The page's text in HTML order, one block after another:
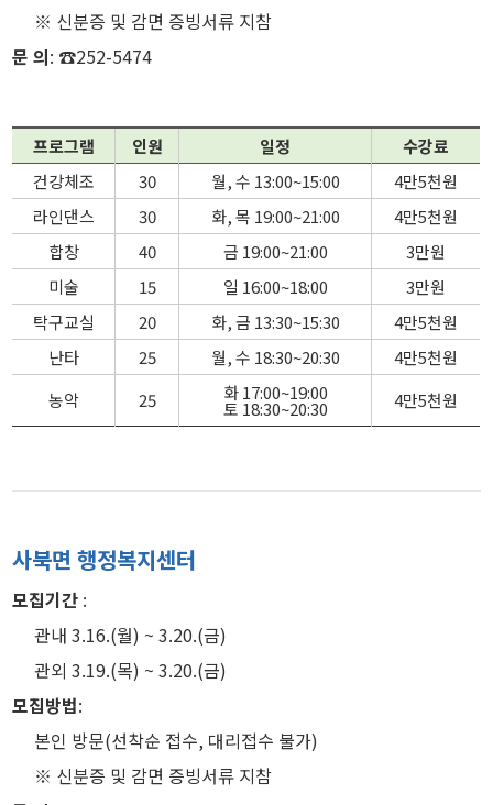
※ 신분증 및 감면 증빙서류 지참
문 의: ☎252-5474
프로그램 인원 일정
수강료
건강체조
30 월, 수 13:00~15:00
4만5천원
라인댄스
30 화, 목 19:00~21:00
4만5천원
합창
40 금 19:00~21:00
3만원
미술
15 일 16:00~18:00
3만원
탁구교실
20 화, 금 13:30~15:30
4만5천원
난타
25 월, 수 18:30~20:30
4만5천원
농악
25 화 17:00~19:00
토 18:30~20:30 4만5천원
사북면 행정복지센터
모집기간 :
관내 3.16.(월) ~ 3.20.(금)
관외 3.19.(목) ~ 3.20.(금)
모집방법:
본인 방문(선착순 접수, 대리접수 불가)
※ 신분증 및 감면 증빙서류 지참